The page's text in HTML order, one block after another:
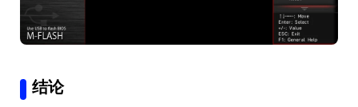
结论